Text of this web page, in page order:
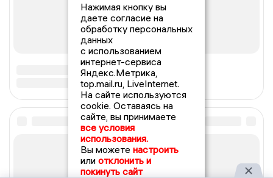
Нажимая кнопку вы
даете согласие на
обработку персональных
данных
с использованием
интернет-сервиса
Яндекс.Метрика,
top.mail.ru, LiveInternet.
На сайте используются
cookie. Оставаясь на
сайте, вы принимаете
все условия
использования.
Вы можете настроить
или отклонить и
покинуть сайт